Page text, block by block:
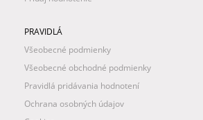
PRAVIDLÁ
Všeobecné podmienky
Všeobecné obchodné podmienky
Pravidlá pridávania hodnotení
Ochrana osobných údajov